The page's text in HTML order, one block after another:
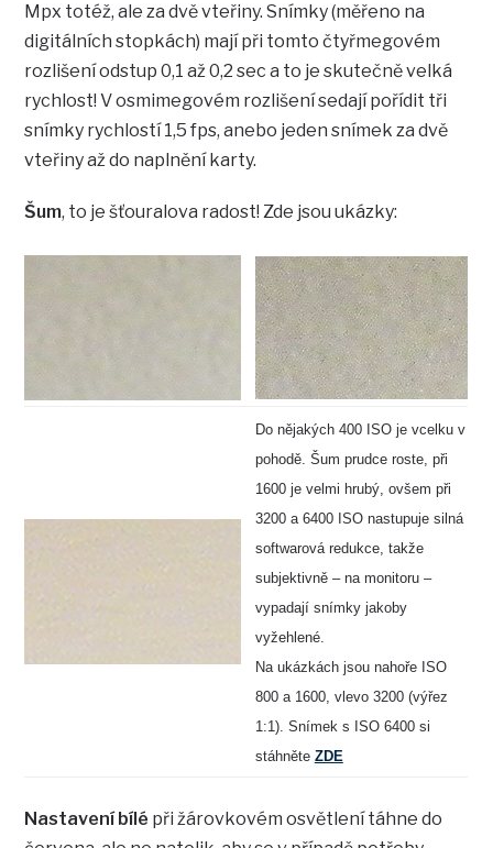
Mpx totéž, ale za dvě vteřiny. Snímky (měřeno na
digitálních stopkách) mají při tomto čtyřmegovém
rozlišení odstup 0,1 až 0,2 sec a to je skutečně velká
rychlost! V osmimegovém rozlišení sedají pořídit tři
snímky rychlostí 1,5 fps, anebo jeden snímek za dvě
vteřiny až do naplnění karty.
Šum, to je šťouralova radost! Zde jsou ukázky:
Do nějakých 400 ISO je vcelku v
pohodě. Šum prudce roste, při
1600 je velmi hrubý, ovšem při
3200 a 6400 ISO nastupuje silná
softwarová redukce, takže
subjektivně – na monitoru –
vypadají snímky jakoby
vyžehlené.
Na ukázkách jsou nahoře ISO
800 a 1600, vlevo 3200 (výřez
1:1). Snímek s ISO 6400 si
stáhněte ZDE
Nastavení bílé při žárovkovém osvětlení táhne do